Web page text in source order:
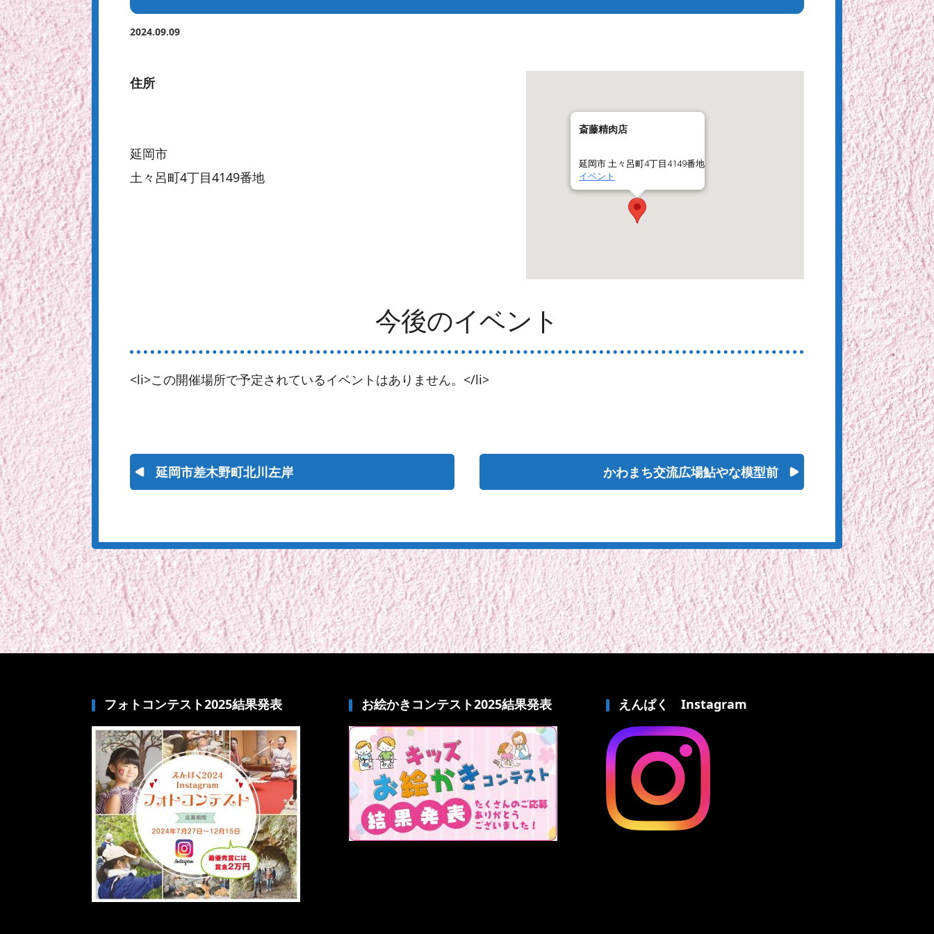
2024.09.09
斎藤精肉店
延岡市 土々呂町4丁目4149番地
イベント
住所
延岡市
土々呂町4丁目4149番地
今後のイベント
<li>この開催場所で予定されているイベントはありません。</li>
延岡市差木野町北川左岸 かわまち交流広場鮎やな模型前
フォトコンテスト2025結果発表 お絵かきコンテスト2025結果発表 えんぱく Instagram